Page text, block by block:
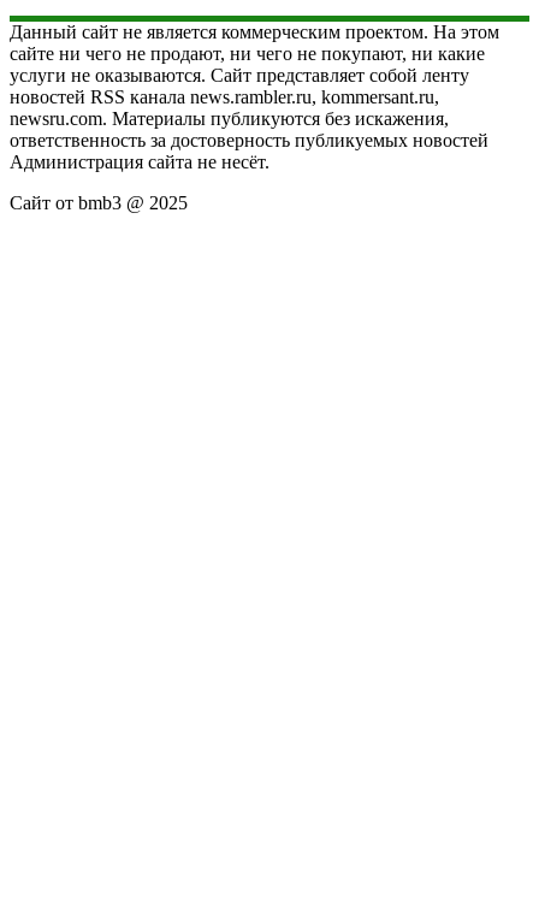
Данный сайт не является коммерческим проектом. На этом
сайте ни чего не продают, ни чего не покупают, ни какие
услуги не оказываются. Сайт представляет собой ленту
новостей RSS канала news.rambler.ru, kommersant.ru,
newsru.com. Материалы публикуются без искажения,
ответственность за достоверность публикуемых новостей
Администрация сайта не несёт.
Сайт от bmb3 @ 2025